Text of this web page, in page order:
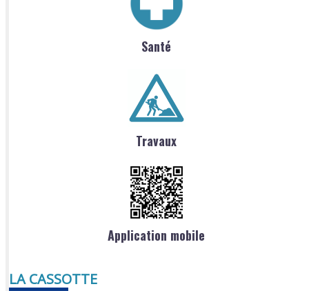
Santé
Travaux
Application mobile
LA CASSOTTE